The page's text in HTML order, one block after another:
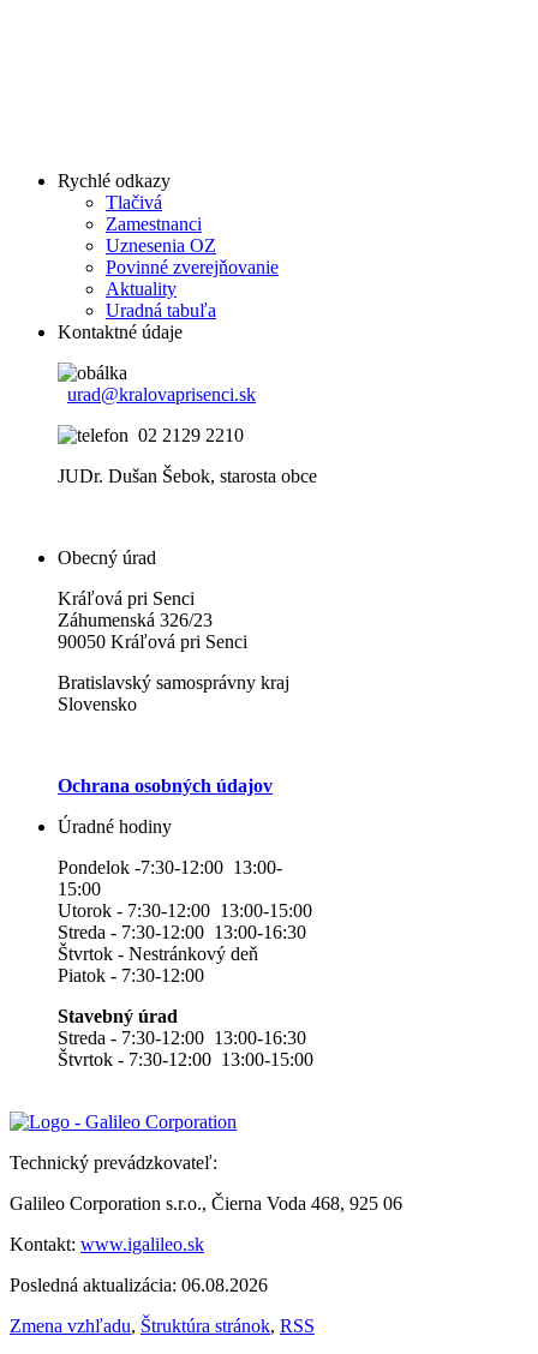
Rychlé odkazy
Tlačivá
Zamestnanci
Uznesenia OZ
Povinné zverejňovanie
Aktuality
Uradná tabuľa
Kontaktné údaje
urad@kralovaprisenci.sk
02 2129 2210
JUDr. Dušan Šebok, starosta obce
Obecný úrad
Kráľová pri Senci
Záhumenská 326/23
90050 Kráľová pri Senci
Bratislavský samosprávny kraj
Slovensko
Ochrana osobných údajov
Úradné hodiny
Pondelok -7:30-12:00 13:00-
15:00
Utorok - 7:30-12:00 13:00-15:00
Streda - 7:30-12:00 13:00-16:30
Štvrtok - Nestránkový deň
Piatok - 7:30-12:00
Stavebný úrad
Streda - 7:30-12:00 13:00-16:30
Štvrtok - 7:30-12:00 13:00-15:00
Technický prevádzkovateľ:
Galileo Corporation s.r.o., Čierna Voda 468, 925 06
Kontakt: www.igalileo.sk
Posledná aktualizácia: 06.08.2026
Zmena vzhľadu, Štruktúra stránok, RSS